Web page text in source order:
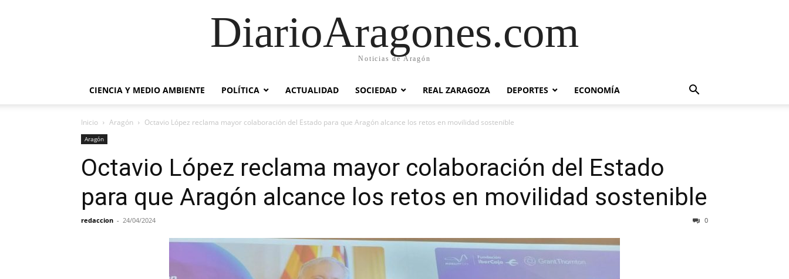
DiarioAragones.com
Noticias de Aragón
CIENCIA Y MEDIO AMBIENTE POLÍTICA ACTUALIDAD SOCIEDAD REAL ZARAGOZA DEPORTES ECONOMÍA
Inicio Aragón Octavio López reclama mayor colaboración del Estado para que Aragón alcance los retos en movilidad sostenible
Aragón
Octavio López reclama mayor colaboración del Estado
para que Aragón alcance los retos en movilidad sostenible
redaccion - 24/04/2024 0